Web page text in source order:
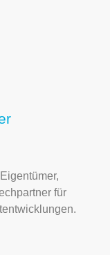
für